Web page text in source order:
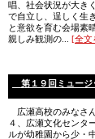
唱、社会状況が大き
で自立し、逞しく生
と意欲を育む会場
親しみ観測の... [全文
第１９回ミュージ
広瀬高校のみなさ
４、広瀬文化センタ
ルが幼稚園から少・